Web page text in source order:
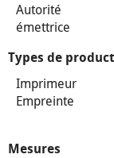
Autorité
émettrice
Types de
Imprimeur
Empreinte
Mesures